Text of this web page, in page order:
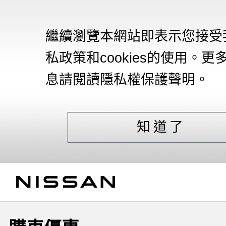
繼續瀏覽本網站即表示您接
私政策和cookies的使用。更
息請閱讀隱私權保護聲明。
知道了